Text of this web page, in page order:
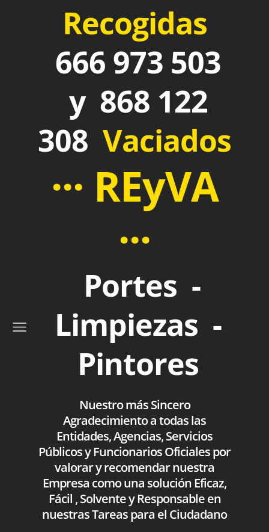
Recogidas
666 973 503
y 868 122
308 Vaciados
··· REyVA
···
Portes -
Limpiezas -
Pintores
Nuestro más Sincero
Agradecimiento a todas las
Entidades, Agencias, Servicios
Públicos y Funcionarios Oficiales por
valorar y recomendar nuestra
Empresa como una solución Eficaz,
Fácil , Solvente y Responsable en
nuestras Tareas para el Ciudadano